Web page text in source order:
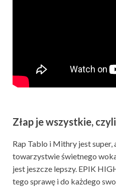
Złap je wszystkie,
Rap Tablo i Mithry jest
towarzystwie świetnego
jest jeszcze lepszy. EPIK
tego sprawę i do każdego